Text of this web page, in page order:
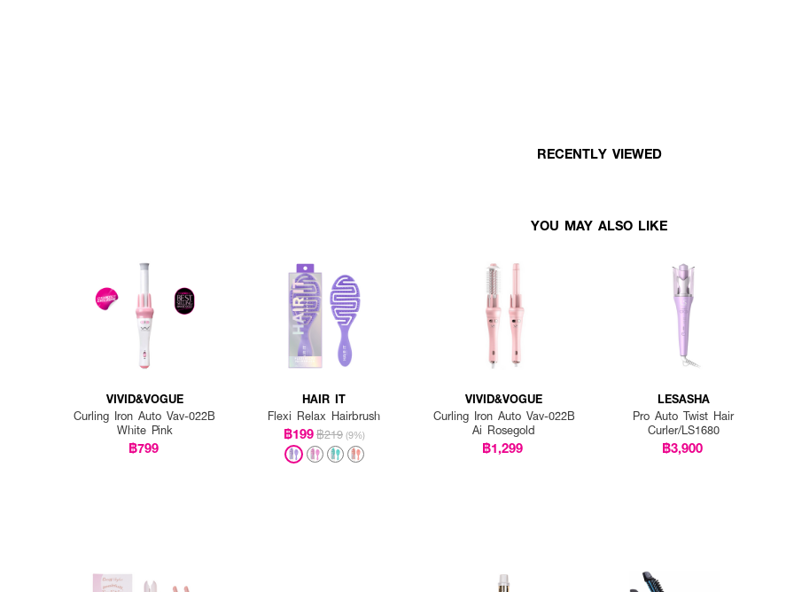
RECENTLY VIEWED
YOU MAY ALSO LIKE
VIVID&VOGUE
Curling Iron Auto Vav-022B
White Pink
฿799
HAIR IT
Flexi Relax Hairbrush
฿199฿219 (9%)
VIVID&VOGUE
Curling Iron Auto Vav-022B
Ai Rosegold
฿1,299
LESASHA
Pro Auto Twist Hair
Curler/LS1680
฿3,900